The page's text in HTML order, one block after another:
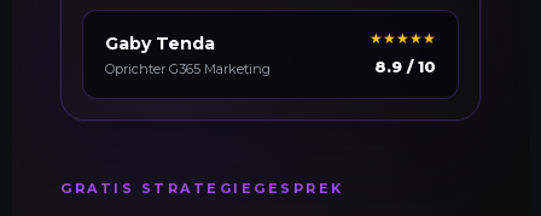
GRATIS STRATEGIEGESPREK
Gaby Tenda
Oprichter G365 Marketing
★★★★★
8.9 / 10